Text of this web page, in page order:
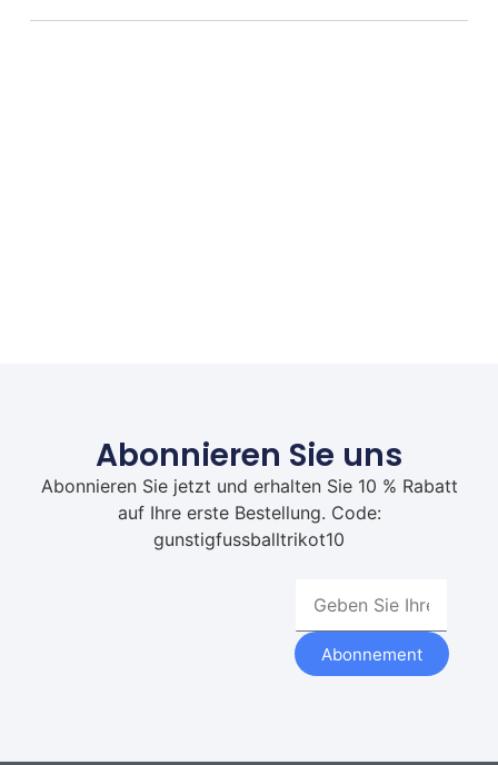
Abonnieren Sie uns
Abonnieren Sie jetzt und erhalten Sie 10 % Rabatt
auf Ihre erste Bestellung. Code:
gunstigfussballtrikot10
Abonnement